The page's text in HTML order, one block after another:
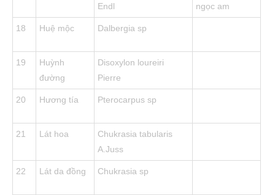
Endl
ngọc am
18 Huệ mộc Dalbergia sp
19
Huỳnh
đường
Disoxylon loureiri
Pierre
20 Hương tía Pterocarpus sp
21 Lát hoa
Chukrasia tabularis
A.Juss
22 Lát da đồng Chukrasia sp